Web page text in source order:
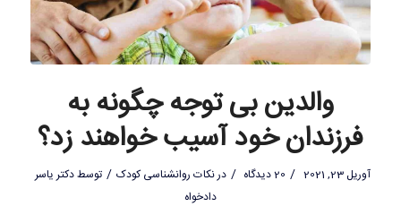
والدین بی توجه چگونه به
فرزندان خود آسیب خواهند زد؟
آوریل 23, 2021 / 20 دیدگاه / درنکات روانشناسی کودک / توسطدکتر یاسر
دادخواه